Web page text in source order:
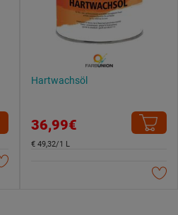
Hartwachsöl
36,99€
€ 49,32/1 L